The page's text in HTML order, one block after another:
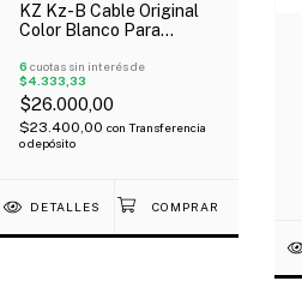
KZ Kz-B Cable Original
Color Blanco Para
6 cuotas sin interés de
$4.333,33
$26.000,00
$23.400,00 con Transferencia
o depósito
DETALLES